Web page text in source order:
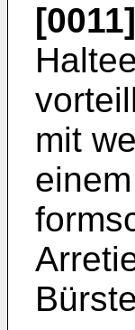
[0011]
mit